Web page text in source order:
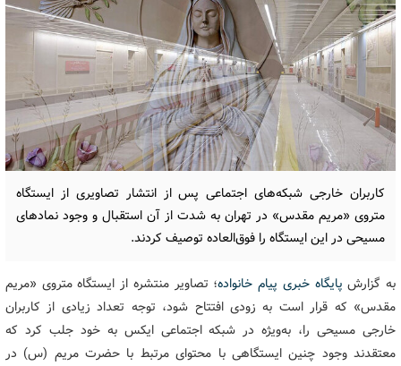
کاربران خارجی شبکه‌های اجتماعی پس از انتشار تصاویری از ایستگاه
متروی «مریم مقدس» در تهران به شدت از آن استقبال و وجود نمادهای
مسیحی در این ایستگاه را فوق‌العاده توصیف کردند.
به گزارش پایگاه خبری پیام خانواده؛ تصاویر منتشره از ایستگاه متروی «مریم
مقدس» که قرار است به زودی افتتاح شود، توجه تعداد زیادی از کاربران
خارجی مسیحی را، به‌ویژه در شبکه اجتماعی ایکس به خود جلب کرد که
معتقدند وجود چنین ایستگاهی با محتوای مرتبط با حضرت مریم (س) در